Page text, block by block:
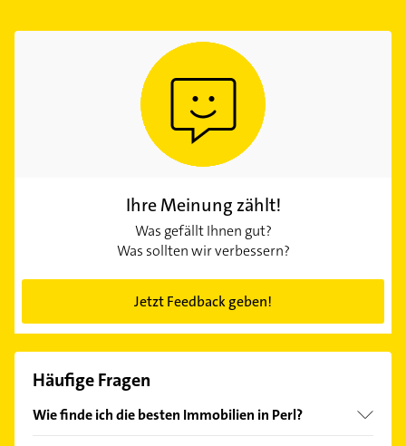
Ihre Meinung zählt!
Was gefällt Ihnen gut?
Was sollten wir verbessern?
Jetzt Feedback geben!
Häufige Fragen
Wie finde ich die besten Immobilien in Perl?